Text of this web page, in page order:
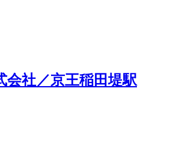
会社／京王稲田堤駅